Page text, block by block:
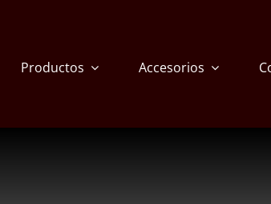
Productos Accesorios